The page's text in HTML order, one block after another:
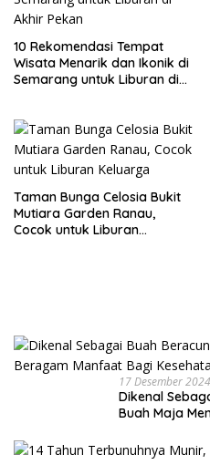
10 Rekomendasi Tempat
Wisata Menarik dan Ikonik di
Semarang untuk Liburan di
Taman Bunga Celosia Bukit
Mutiara Garden Ranau,
Cocok untuk Liburan
17 Desember
Dikenal
Buah Maja